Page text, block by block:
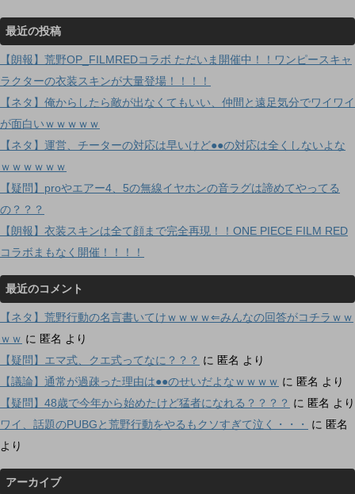
最近の投稿
【朗報】荒野OP_FILMREDコラボ ただいま開催中！！ワンピースキャ
ラクターの衣装スキンが大量登場！！！！
【ネタ】俺からしたら敵が出なくてもいい、仲間と遠足気分でワイワイ
が面白いｗｗｗｗｗ
【ネタ】運営、チーターの対応は早いけど●●の対応は全くしないよな
ｗｗｗｗｗｗ
【疑問】proやエアー4、5の無線イヤホンの音ラグは諦めてやってる
の？？？
【朗報】衣装スキンは全て顔まで完全再現！！ONE PIECE FILM RED
コラボまもなく開催！！！！
最近のコメント
【ネタ】荒野行動の名言書いてけｗｗｗｗ⇐みんなの回答がコチラｗｗ
ｗｗ に 匿名 より
【疑問】エマ式、クエ式ってなに？？？ に 匿名 より
【議論】通常が過疎った理由は●●のせいだよなｗｗｗｗ に 匿名 より
【疑問】48歳で今年から始めたけど猛者になれる？？？？ に 匿名 より
ワイ、話題のPUBGと荒野行動をやるもクソすぎて泣く・・・
に 匿名
より
アーカイブ